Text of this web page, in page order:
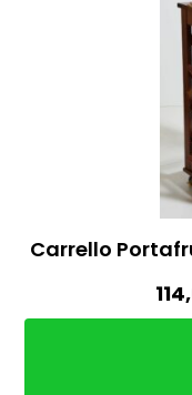
Carrello